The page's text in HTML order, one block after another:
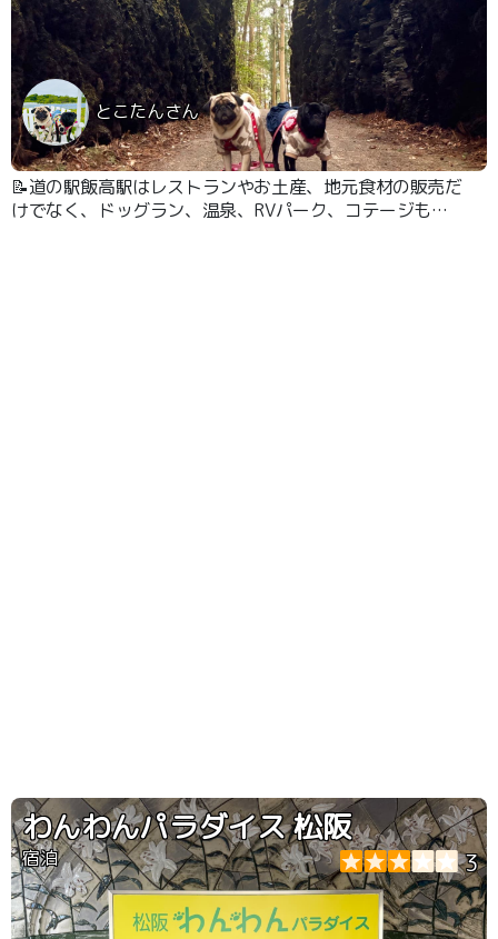
とこたんさん
📝道の駅飯高駅はレストランやお土産、地元食材の販売だ
けでなく、ドッグラン、温泉、RVパーク、コテージもあ
わんわんパラダイス 松阪
宿泊 3